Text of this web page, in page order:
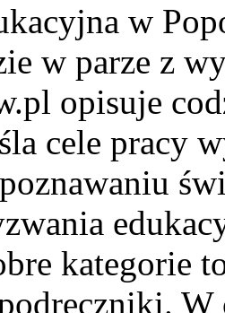
w
w parze z
opisuje
cele pracy
kategorie